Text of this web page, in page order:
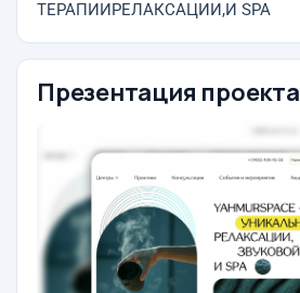
ТЕРАПИИРЕЛАКСАЦИИ,И SPA
Презентация проекта